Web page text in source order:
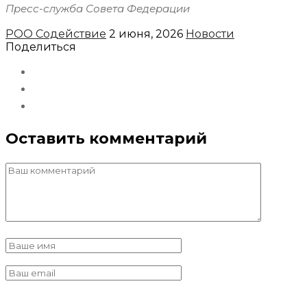
Пресс-служба Совета Федерации
РОО Содействие 2 июня, 2026 Новости
Поделиться
Оставить комментарий